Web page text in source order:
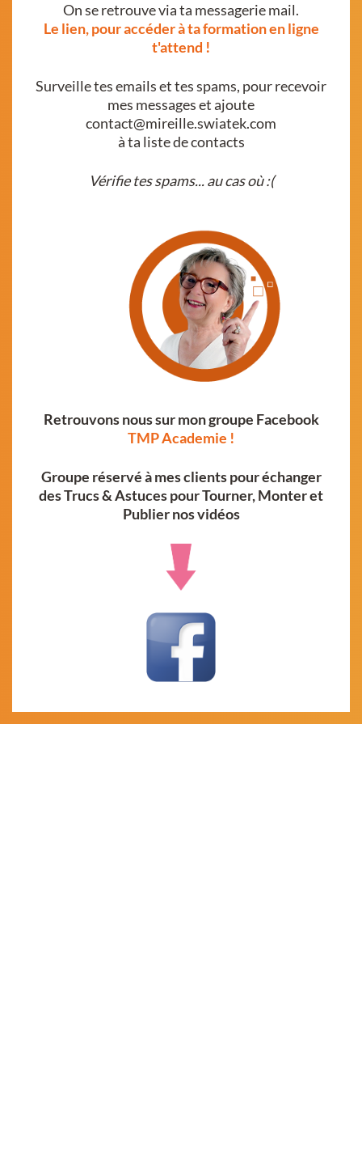
On se retrouve via ta messagerie mail.
Le lien, pour accéder à ta formation en ligne
t'attend !
Surveille tes emails et tes spams, pour recevoir
mes messages et ajoute
contact@mireille.swiatek.com
à ta liste de contacts
Vérifie tes spams... au cas où :(
Retrouvons nous sur mon groupe Facebook
TMP Academie !
Groupe réservé à mes clients pour échanger
des Trucs & Astuces pour Tourner, Monter et
Publier nos vidéos